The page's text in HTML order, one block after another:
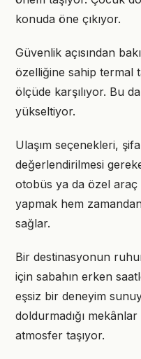
konuda öne çıkıyor.
Güvenlik açısından
özelliğine sahip termal
ölçüde karşılıyor. Bu
yükseltiyor.
Ulaşım seçenekleri,
değerlendirilmesi
otobüs ya da özel araç
yapmak hem
sağlar.
Bir destinasyonun
için sabahın erken
eşsiz bir deneyim
doldurmadığı
atmosfer taşıyor.